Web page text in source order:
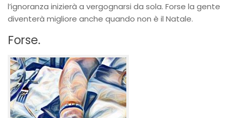
l’ignoranza inizierà a vergognarsi da sola. Forse la gente
diventerà migliore anche quando non è il Natale.
Forse.